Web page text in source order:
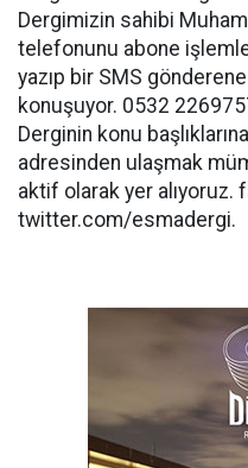
Dergimizin sahibi
telefonunu abone
yazıp bir SMS
konuşuyor. 0532
Derginin konu başlıklarına
adresinden ulaşmak
aktif olarak yer
twitter.com/esmadergi.